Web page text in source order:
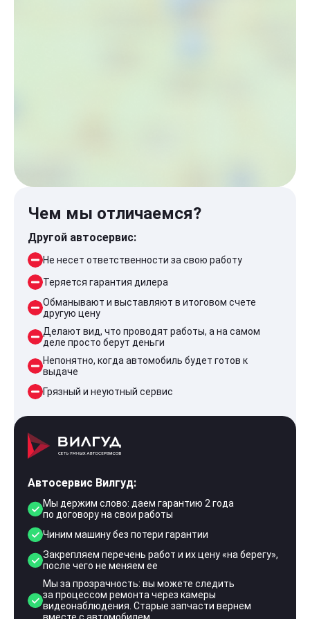
Чем мы отличаемся?
Другой автосервис:
Не несет ответственности за свою работу
Теряется гарантия дилера
Обманывают и выставляют в итоговом счете
другую цену
Делают вид, что проводят работы, а на самом
деле просто берут деньги
Непонятно, когда автомобиль будет готов к
выдаче
Грязный и неуютный сервис
Автосервис Вилгуд:
Мы держим слово: даем гарантию 2 года
по договору на свои работы
Чиним машину без потери гарантии
Закрепляем перечень работ и их цену «на берегу»,
после чего не меняем ее
Мы за прозрачность: вы можете следить
за процессом ремонта через камеры
видеонаблюдения. Старые запчасти вернем
вместе с автомобилем.